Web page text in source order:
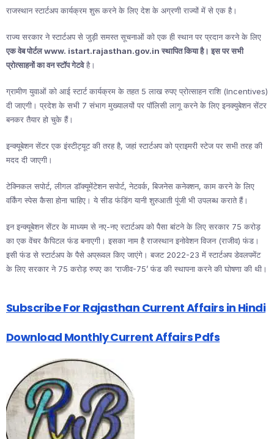
राजस्थान स्टार्टअप कार्यक्रम शुरू करने के लिए देश के अग्रणी राज्यों में से एक है।
राज्य सरकार ने स्टार्टअप से जुड़ी समस्त सूचनाओं को एक ही स्थान पर प्रदान करने के लिए
एक वेब पोर्टल www. istart.rajasthan.gov.in स्थापित किया है। इस पर सभी
प्रोत्साहनों का वन स्टॉप गेटवेहै।
ग्रामीण युवाओं को आई स्टार्ट कार्यक्रम के तहत 5 लाख रुपए प्रोत्साहन राशि (Incentives)
दी जाएगी। प्रदेश के सभी 7 संभाग मुख्यालयों पर पॉलिसी लागू करने के लिए इनक्युबेशन सेंटर
बनकर तैयार हो चुके हैं।
इन्क्यूबेशन सेंटर एक इंस्टीट्यूट की तरह है, जहां स्टार्टअप को प्राइमरी स्टेज पर सभी तरह की
मदद दी जाएगी।
टेक्निकल सपोर्ट, लीगल डॉक्यूमेंटेशन सपोर्ट, नेटवर्क, बिजनेस कनेक्शन, काम करने के लिए
वर्किंग स्पेस कैसा होना चाहिए। ये सीड फंडिंग यानी शुरुआती पूंजी भी उपलब्ध कराते हैं।
इन इन्क्यूबेशन सेंटर के माध्यम से नए-नए स्टार्टअप को पैसा बांटने के लिए सरकार 75 करोड़
का एक वेंचर कैपिटल फंड बनाएगी। इसका नाम है राजस्थान इनोवेशन विजन (राजीव) फंड।
इसी फंड से स्टार्टअप के पैसे अप्रूवल किए जाएंगे। बजट 2022-23 में स्टार्टअप डेवलपमेंट
के लिए सरकार ने 75 करोड़ रुपए का ‘राजीव-75’ फंड की स्थापना करने की घोषणा की थी।
Subscribe For Rajasthan Current Affairs in Hindi
Download Monthly Current Affairs Pdfs